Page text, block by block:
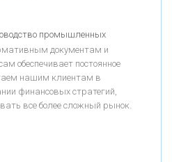
БАНК»
промышленных
документам и
обеспечивает постоянное
нашим клиентам в
финансовых стратегий,
все более сложный рынок.